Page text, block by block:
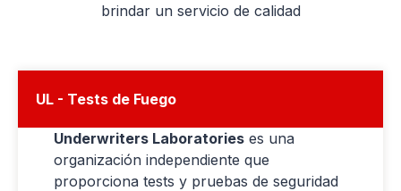
brindar un servicio de calidad
UL - Tests de Fuego
Underwriters Laboratories es una
organización independiente que
proporciona tests y pruebas de seguridad